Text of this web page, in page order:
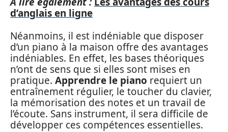
d’anglais en ligne
Néanmoins, il est indéniable que disposer
d’un piano à la maison offre des avantages
indéniables. En effet, les bases théoriques
n’ont de sens que si elles sont mises en
pratique. Apprendre le piano requiert un
entraînement régulier, le toucher du clavier,
la mémorisation des notes et un travail de
l’écoute. Sans instrument, il sera difficile de
développer ces compétences essentielles.